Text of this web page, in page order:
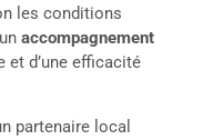
les conditions
accompagnement
et d’une efficacité
partenaire local